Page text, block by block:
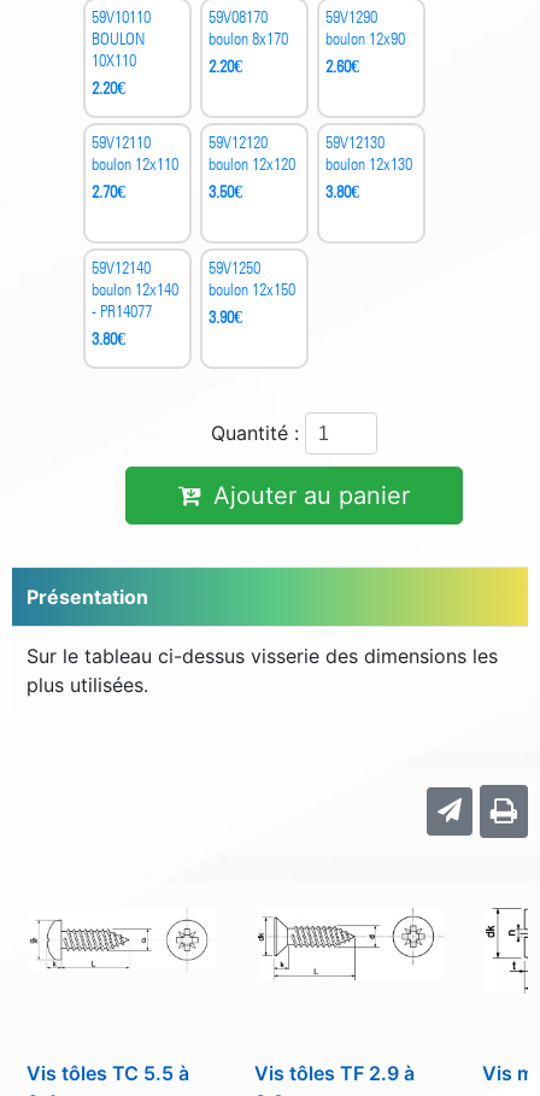
59V10110
BOULON
10X110
2.20€
59V08170
boulon 8x170
2.20€
59V1290
boulon 12x90
2.60€
59V12110
boulon 12x110
2.70€
59V12120
boulon 12x120
3.50€
59V12130
boulon 12x130
3.80€
59V12140
boulon 12x140
- PR14077
3.80€
59V1250
boulon 12x150
3.90€
Quantité :
Ajouter au panier
Présentation
Sur le tableau ci-dessus visserie des dimensions les
plus utilisées.
Vis tôles TC 5.5 à
Vis tôles TF 2.9 à
Vis